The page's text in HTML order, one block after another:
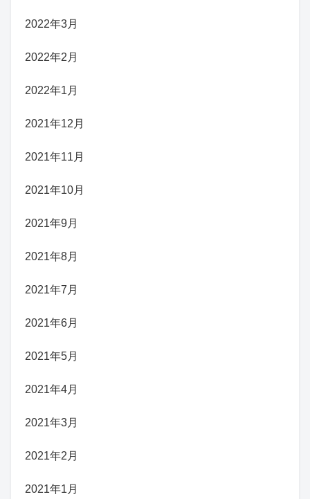
2022年3月
2022年2月
2022年1月
2021年12月
2021年11月
2021年10月
2021年9月
2021年8月
2021年7月
2021年6月
2021年5月
2021年4月
2021年3月
2021年2月
2021年1月